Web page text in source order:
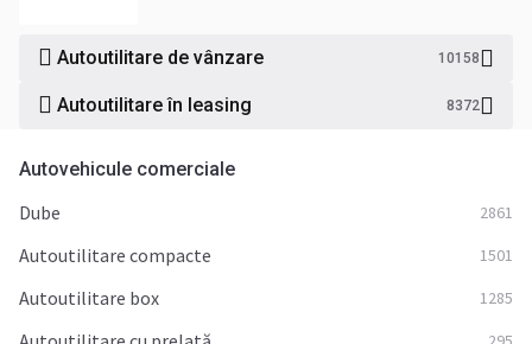
Autoutilitare de vânzare 10158
Autoutilitare în leasing 8372
Autovehicule comerciale
Dube 2861
Autoutilitare compacte 1501
Autoutilitare box 1285